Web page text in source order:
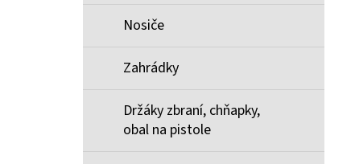
Nosiče
Zahrádky
Držáky zbraní, chňapky,
obal na pistole